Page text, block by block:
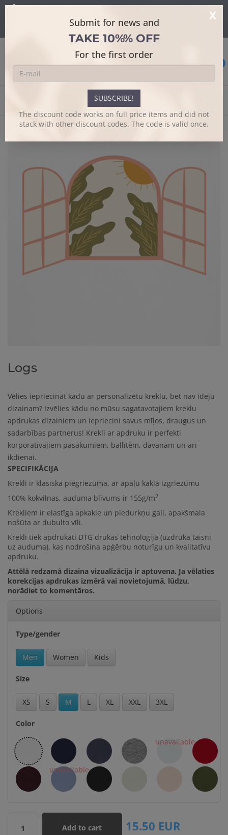
X
Submit for news and
TAKE 10%% OFF
For the first order
SUBSCRIBE!
The discount code works on full price items and did not
stack with other discount codes. The code is valid once.
Logs
Logs
Vēlies iepriecināt kādu ar personalizētu kreklu, bet nav ideju
dizainam? Izvēlies kādu no mūsu sagatavotajiem kreklu
apdrukas dizainiem un iepriecini savus mīļos, draugus un
sadarbības partnerus! Krekli ar apdruku ir perfekti
korporatīvajiem pasākumiem, ballītēm, dāvanām un arī
ikdienai.
SPECIFIKĀCIJA
Krekli ir klasiska piegriezuma, ar apaļu kakla izgriezumu
100% kokvilnas, auduma blīvums ir 155g/m2
Krekliem ir elastīga apkakle un piedurkņu gali, apakšmala
nošūta ar dubulto vīli.
Krekli tiek apdrukāti DTG drukas tehnoloģijā (uzdruka taisni
uz auduma), kas nodrošina apģērbu noturīgu un kvalitatīvu
apdruku.
Attēlā redzamā dizaina vizualizācija ir aptuvena. Ja vēlaties
korekcijas apdrukas izmērā vai novietojumā, lūdzu,
norādiet to komentāros.
Options
Type/gender
Men Women Kids
Size
XS S M L XL XXL 3XL
Color
1 Add to cart 15.50 EUR
papildus funkciju piedāvājumam.